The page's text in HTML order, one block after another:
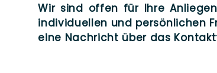
Wir sind offen für Ihre
indi­vi­du­el­len und per­sön­li­chen
eine Nach­richt über das